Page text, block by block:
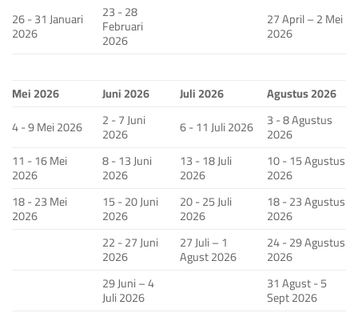
26 - 31 Januari
2026
23 - 28
Februari
2026
27 April – 2 Mei
2026
Mei 2026 Juni 2026 Juli 2026
Agustus 2026
4 - 9 Mei 2026
2 - 7 Juni
2026 6 - 11 Juli 2026 3 - 8 Agustus
2026
11 - 16 Mei
2026
8 - 13 Juni
2026
13 - 18 Juli
2026
10 - 15 Agustus
2026
18 - 23 Mei
2026
15 - 20 Juni
2026
20 - 25 Juli
2026
18 - 23 Agustus
2026
22 - 27 Juni
2026
27 Juli – 1
Agust 2026
24 - 29 Agustus
2026
29 Juni – 4
Juli 2026
31 Agust - 5
Sept 2026